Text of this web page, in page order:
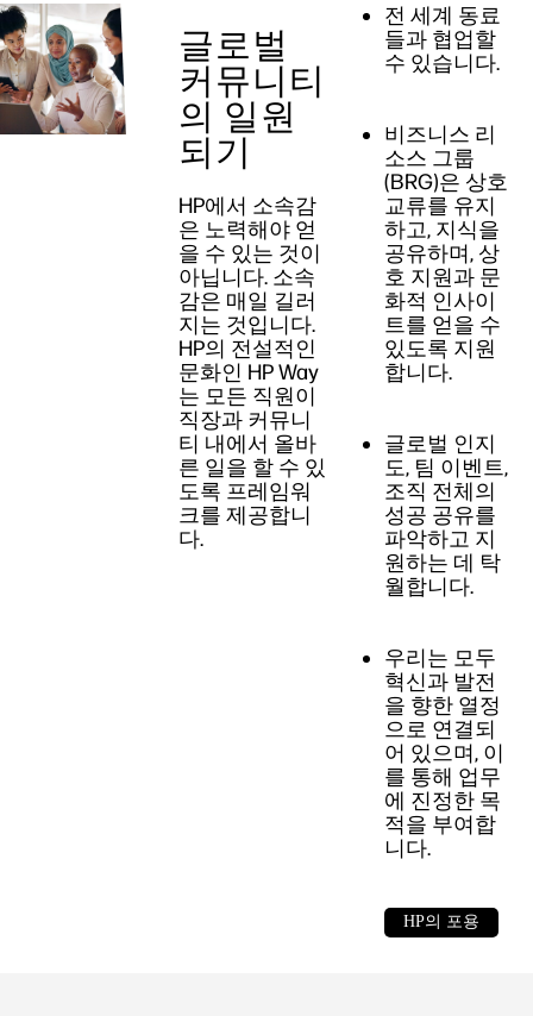
글로벌
커뮤니티
의 일원
되기
HP에서 소속감
은 노력해야 얻
을 수 있는 것이
아닙니다. 소속
감은 매일 길러
지는 것입니다.
HP의 전설적인
문화인 HP Way
는 모든 직원이
직장과 커뮤니
티 내에서 올바
른 일을 할 수 있
도록 프레임워
크를 제공합니
다.
전 세계 동료
들과 협업할
수 있습니다.
비즈니스 리
소스 그룹
(BRG)은 상호
교류를 유지
하고, 지식을
공유하며, 상
호 지원과 문
화적 인사이
트를 얻을 수
있도록 지원
합니다.
글로벌 인지
도, 팀 이벤트,
조직 전체의
성공 공유를
파악하고 지
원하는 데 탁
월합니다.
우리는 모두
혁신과 발전
을 향한 열정
으로 연결되
어 있으며, 이
를 통해 업무
에 진정한 목
적을 부여합
니다.
HP의 포용